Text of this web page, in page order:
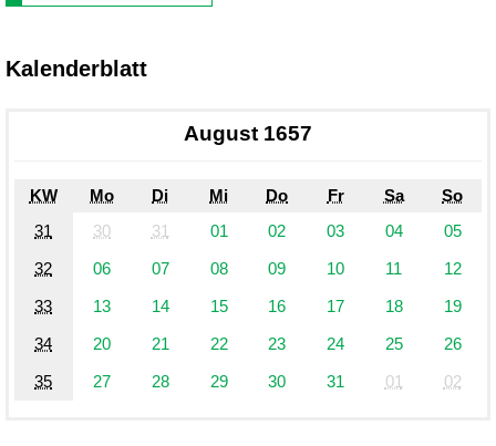
Kalenderblatt
August 1657
KW Mo Di Mi Do Fr Sa
So
31
30 31 01 02 03 04
05
32
06 07 08 09 10 11
12
33
13 14 15 16 17 18
19
34
20 21 22 23 24 25
26
35
27 28 29 30 31 01 02